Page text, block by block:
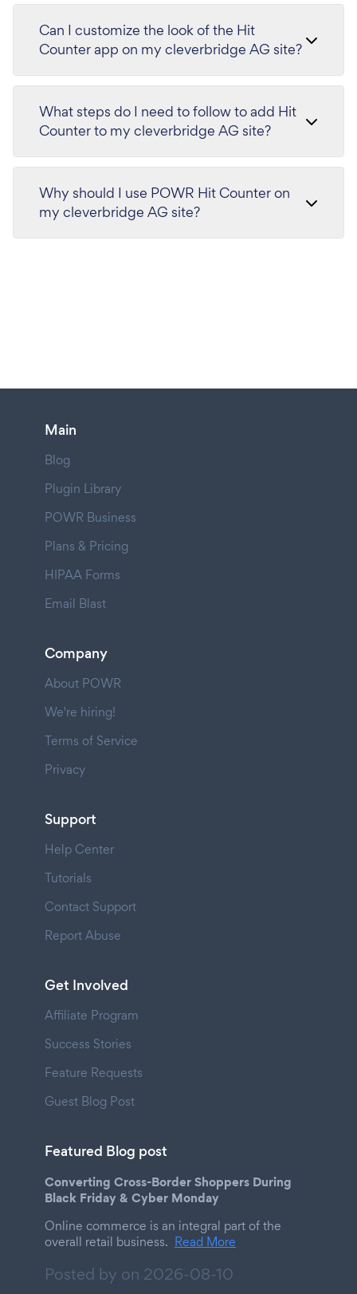
Can I customize the look of the Hit
Counter app on my cleverbridge AG site?
What steps do I need to follow to add Hit
Counter to my cleverbridge AG site?
Why should I use POWR Hit Counter on
my cleverbridge AG site?
Main
Blog
Plugin Library
POWR Business
Plans & Pricing
HIPAA Forms
Email Blast
Company
About POWR
We're hiring!
Terms of Service
Privacy
Support
Help Center
Tutorials
Contact Support
Report Abuse
Get Involved
Affiliate Program
Success Stories
Feature Requests
Guest Blog Post
Featured Blog post
Converting Cross-Border Shoppers During
Black Friday & Cyber Monday
Online commerce is an integral part of the
overall retail business. Read More
Posted by on 2026-08-10